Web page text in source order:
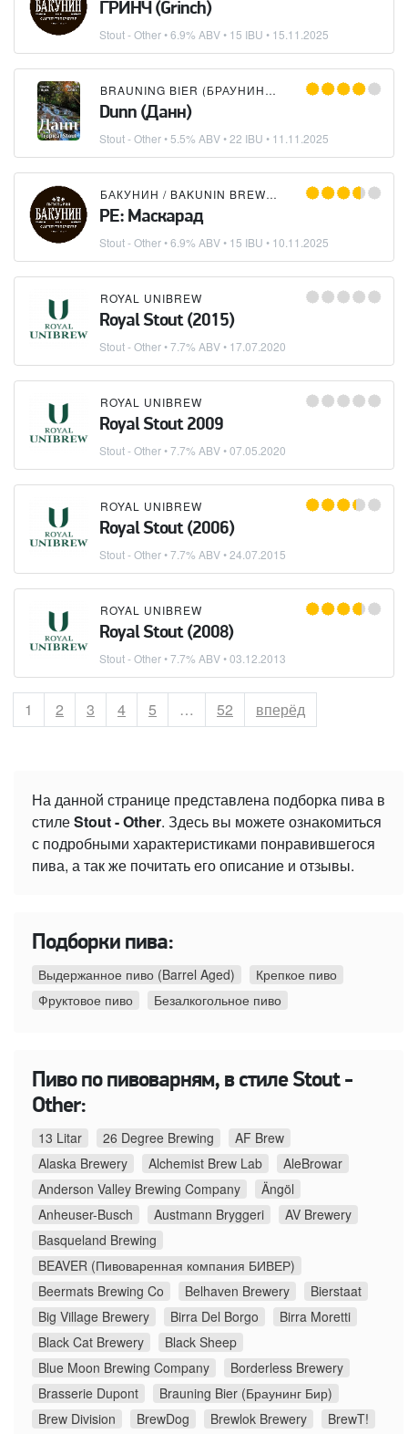
ГРИНЧ (Grinch)
Stout - Other• 6.9% ABV • 15 IBU • 15.11.2025
BRAUNING BIER (БРАУНИНГ БИР)
Dunn (Данн)
Stout - Other• 5.5% ABV • 22 IBU • 11.11.2025
БАКУНИН / BAKUNIN BREWING CO.
РЕ: Маскарад
Stout - Other• 6.9% ABV • 15 IBU • 10.11.2025
ROYAL UNIBREW
Royal Stout (2015)
Stout - Other• 7.7% ABV • 17.07.2020
ROYAL UNIBREW
Royal Stout 2009
Stout - Other• 7.7% ABV •07.05.2020
ROYAL UNIBREW
Royal Stout (2006)
Stout - Other• 7.7% ABV •24.07.2015
ROYAL UNIBREW
Royal Stout (2008)
Stout - Other• 7.7% ABV •03.12.2013
Страница
1 Страница
2 Страница
3 Страница
4 Страница
5 … Страница
52 вперёд
На данной странице представлена подборка пива в
стилеStout - Other. Здесь вы можете ознакомиться
с подробными характеристиками понравившегося
пива, а так же почитать его описание и отзывы.
Подборки пива:
Выдержанное пиво (Barrel Aged)
Крепкое пиво
Фруктовое пиво
Безалкогольное пиво
Пиво по пивоварням, в стиле Stout -
Other:
13 Litar 26 Degree Brewing
AF Brew
Alaska Brewery
Alchemist Brew Lab
AleBrowar
Anderson Valley Brewing Company
Ängöl
Anheuser-Busch
Austmann Bryggeri
AV Brewery
Basqueland Brewing
BEAVER (Пивоваренная компания БИВЕР)
Beermats Brewing Co
Belhaven Brewery
Bierstaat
Big Village Brewery
Birra Del Borgo
Birra Moretti
Black Cat Brewery
Black Sheep
Blue Moon Brewing Company
Borderless Brewery
Brasserie Dupont
Brauning Bier (Браунинг Бир)
Brew Division
BrewDog Brewlok Brewery
BrewT!